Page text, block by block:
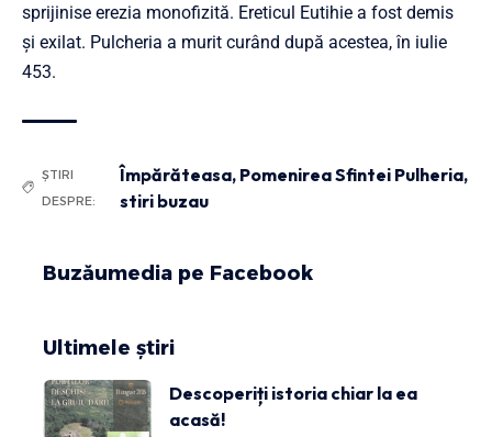
sprijinise erezia monofizită. Ereticul Eutihie a fost demis
și exilat. Pulcheria a murit curând după acestea, în iulie
453.
ȘTIRI
DESPRE:
Împărăteasa, Pomenirea Sfintei Pulheria,
stiri buzau
Buzăumedia pe Facebook
Ultimele știri
Descoperiți istoria chiar la ea
acasă!